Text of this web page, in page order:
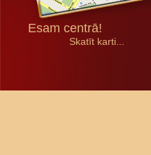
Esam centrā!
Skatīt karti...